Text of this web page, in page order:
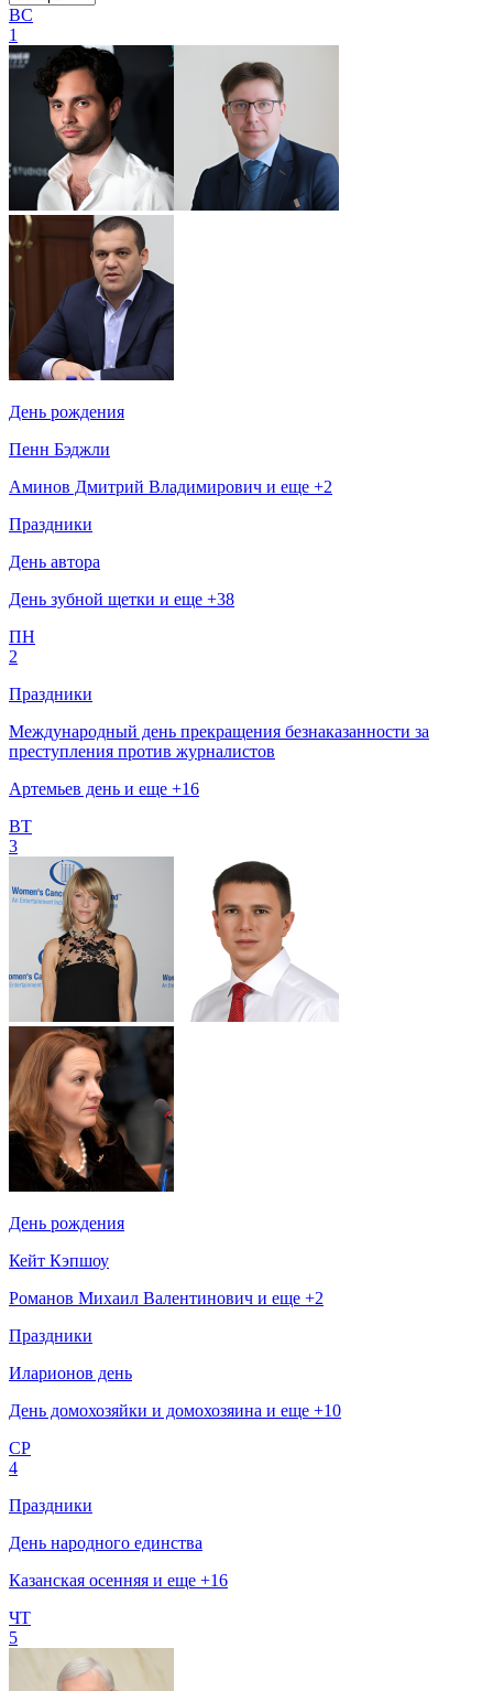
ВС
1
День рождения
Пенн Бэджли
Аминов Дмитрий Владимирович и еще +2
Праздники
День автора
День зубной щетки и еще +38
ПН
2
Праздники
Международный день прекращения безнаказанности за
преступления против журналистов
Артемьев день и еще +16
ВТ
3
День рождения
Кейт Кэпшоу
Романов Михаил Валентинович и еще +2
Праздники
Иларионов день
День домохозяйки и домохозяина и еще +10
СР
4
Праздники
День народного единства
Казанская осенняя и еще +16
ЧТ
5